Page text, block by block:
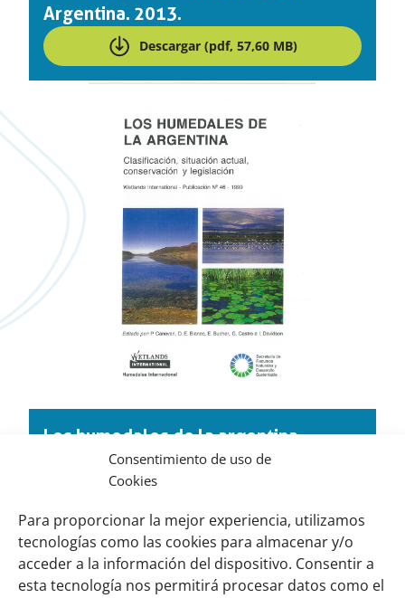
Consentimiento de uso de
Cookies
Para proporcionar la mejor experiencia, utilizamos
tecnologías como las cookies para almacenar y/o
acceder a la información del dispositivo. Consentir a
esta tecnología nos permitirá procesar datos como el
Argentina. 2013.
Descargar (pdf, 57,60 MB)
Los humedales de la argentina.
Clasificación, situación actual,
conservación y legislación. 1999
Descargar (pdf, 11,18 MB)